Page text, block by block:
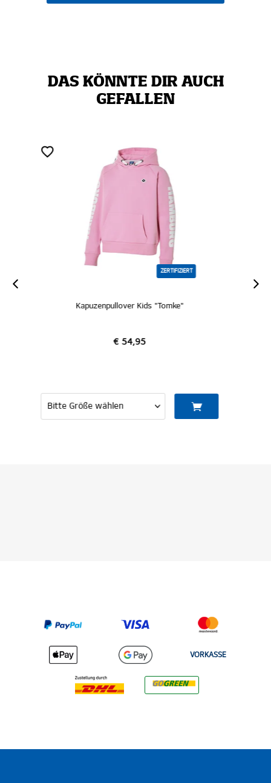
DAS KÖNNTE DIR AUCH
GEFALLEN
Kapuzenpullover Kids "Wilma"
VORKASSE